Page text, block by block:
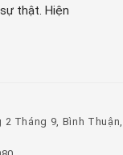
thật. Hiện
2 Tháng 9, Bình